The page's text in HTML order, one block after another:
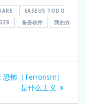
EASEUS TODO
备份软件
我的方
Next
恐怖（Terrorism）
是什么主义